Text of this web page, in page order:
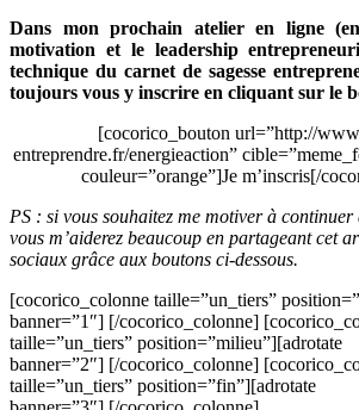
Dans mon prochain atelier en ligne
motivation et le leadership
technique du carnet de sagesse
toujours vous y inscrire en cliquant sur le
[cocorico_bouton url=”http://
entreprendre.fr/energieaction”
couleur=”orange”]Je m’inscris[/
PS : si vous souhaitez me motiver à continuer
vous m’aiderez beaucoup en partageant cet
sociaux grâce aux boutons ci-dessous.
[cocorico_colonne taille=”un_tiers”
banner=”1″] [/cocorico_colonne]
taille=”un_tiers” position=”milieu”][adrotate
banner=”2″] [/cocorico_colonne]
taille=”un_tiers” position=”fin”][adrotate